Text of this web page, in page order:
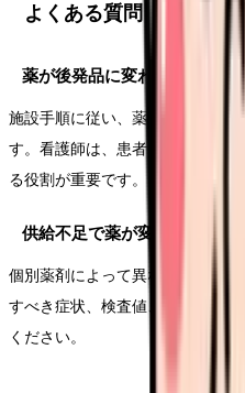
よくある質問
薬が後発品に変わる時、看護
施設手順に従い、薬剤の詳細や
す。看護師は、患者さんの不安
る役割が重要です。
供給不足で薬が変わった後、
個別薬剤によって異なります。
すべき症状、検査値、報告基準
ください。